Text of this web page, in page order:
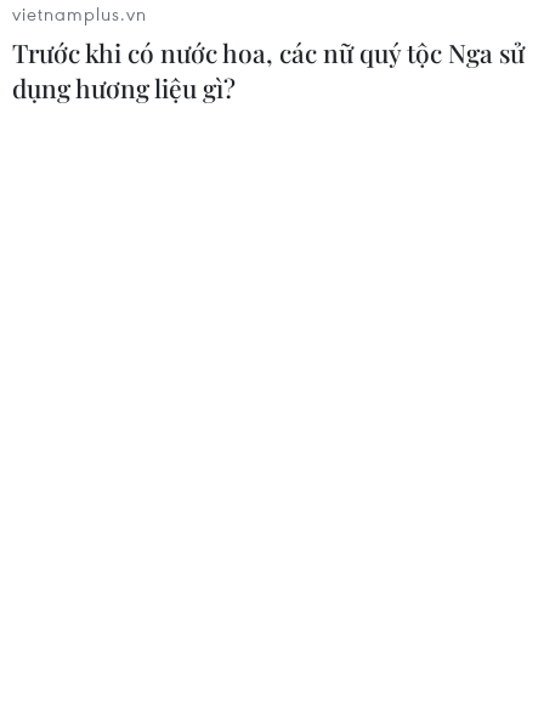
vietnamplus.vn
Trước khi có nước hoa, các nữ quý tộc Nga sử
dụng hương liệu gì?